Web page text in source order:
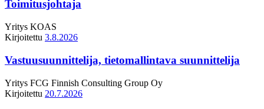
Toimitusjohtaja
Yritys KOAS
Kirjoitettu 3.8.2026
Vastuusuunnittelija, tietomallintava suunnittelija
Yritys FCG Finnish Consulting Group Oy
Kirjoitettu 20.7.2026